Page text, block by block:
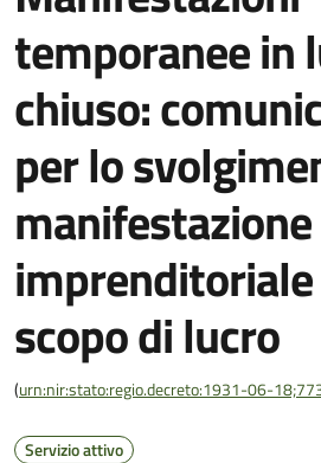
temporanee in
chiuso:
per lo
imprenditoriale
scopo di lucro
(urn:nir:stato:regio.decreto:1931-06-
Servizio attivo